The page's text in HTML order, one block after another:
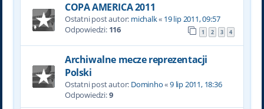
COPA AMERICA 2011
Ostatni post autor: michalk« 19 lip 2011, 09:57
Odpowiedzi: 116 1 2 3 4
Archiwalne mecze reprezentacji
Polski
Ostatni post autor: Dominho«9 lip 2011, 18:36
Odpowiedzi:9